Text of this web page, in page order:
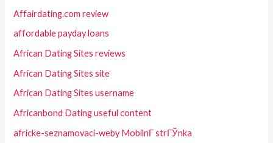
Affairdating.com review
affordable payday loans
African Dating Sites reviews
African Dating Sites site
African Dating Sites username
Africanbond Dating useful content
africke-seznamovaci-weby MobilnГ­ strГЎnka